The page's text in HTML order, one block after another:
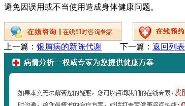
避免因误用或不当使用造成身体健康问题。
上一篇： 银屑病的新陈代谢 下一篇： 返回列表